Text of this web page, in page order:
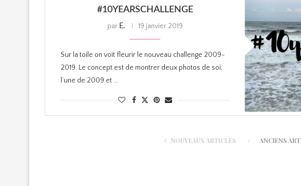
#10YEARSCHALLENGE
par E. 19 janvier 2019
Sur la toile on voit fleurir le nouveau challenge 2009-
2019. Le concept est de montrer deux photos de soi,
l’une de 2009 et …
NOUVEAUX ARTICLES ANCIENS